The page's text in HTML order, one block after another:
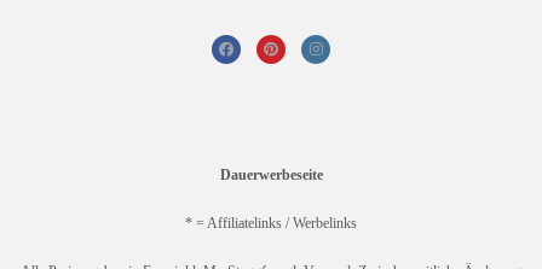
Dauerwerbeseite
* = Affiliatelinks / Werbelinks